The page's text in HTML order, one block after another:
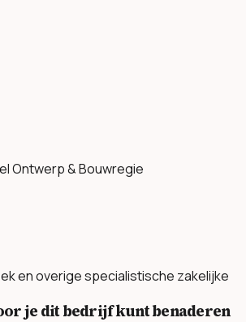
Ontwerp & Bouwregie
en overige specialistische zakelijke
je dit bedrijf kunt benaderen